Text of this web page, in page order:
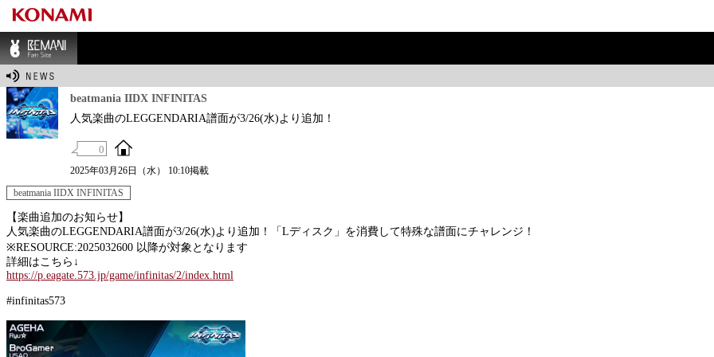
BEMANI Fan Sit
beatmania IIDX INFINITAS
人気楽曲のLEGGENDARIA譜面が3/26(水)より追加！
0
2025年03月26日（水） 10:10掲載
beatmania IIDX INFINITAS
【楽曲追加のお知らせ】
人気楽曲のLEGGENDARIA譜面が3/26(水)より追加！「Lディスク」を消費して特殊な譜面にチャレンジ！
※RESOURCE:2025032600 以降が対象となります
詳細はこちら↓
https://p.eagate.573.jp/game/infinitas/2/index.html
#infinitas573